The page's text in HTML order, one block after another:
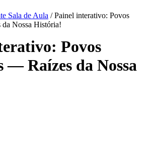
Sala de Aula / Painel interativo: Povos
Nossa História!
Povos
— Raízes da Nossa